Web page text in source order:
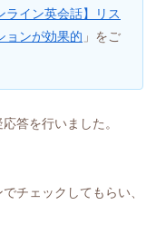
ライン英会話】リス
ョンが効果的 」をご
答を行いました。
チェックしてもらい、